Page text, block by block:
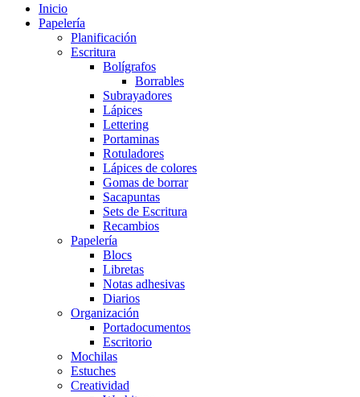
Inicio
Papelería
Planificación
Escritura
Bolígrafos
Borrables
Subrayadores
Lápices
Lettering
Portaminas
Rotuladores
Lápices de colores
Gomas de borrar
Sacapuntas
Sets de Escritura
Recambios
Papelería
Blocs
Libretas
Notas adhesivas
Diarios
Organización
Portadocumentos
Escritorio
Mochilas
Estuches
Creatividad